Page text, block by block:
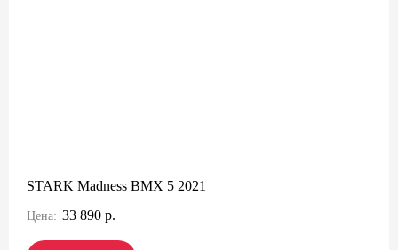
STARK Madness BMX 5 2021
Цена: 33 890 р.